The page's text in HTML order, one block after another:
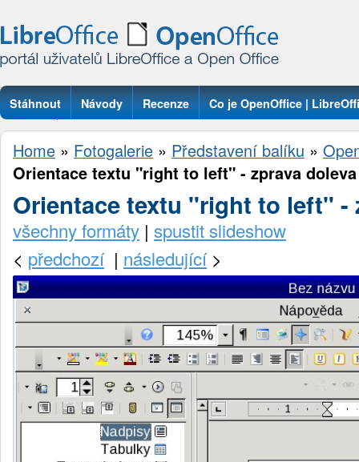
Stáhnout Návody Recenze Co je OpenOffice |
Otázky
Home » Fotogalerie » Představení balíku »
Orientace textu "right to left" - zprava doleva
Orientace textu "right to left" -
všechny formáty | spustit slideshow
< předchozí| následující>